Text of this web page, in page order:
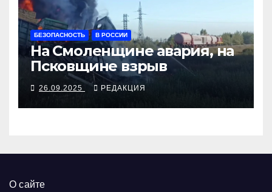
БЕЗОПАСНОСТЬ В РОССИИ
На Смоленщине авария, на
Псковщине взрыв
26.09.2025 РЕДАКЦИЯ
О сайте